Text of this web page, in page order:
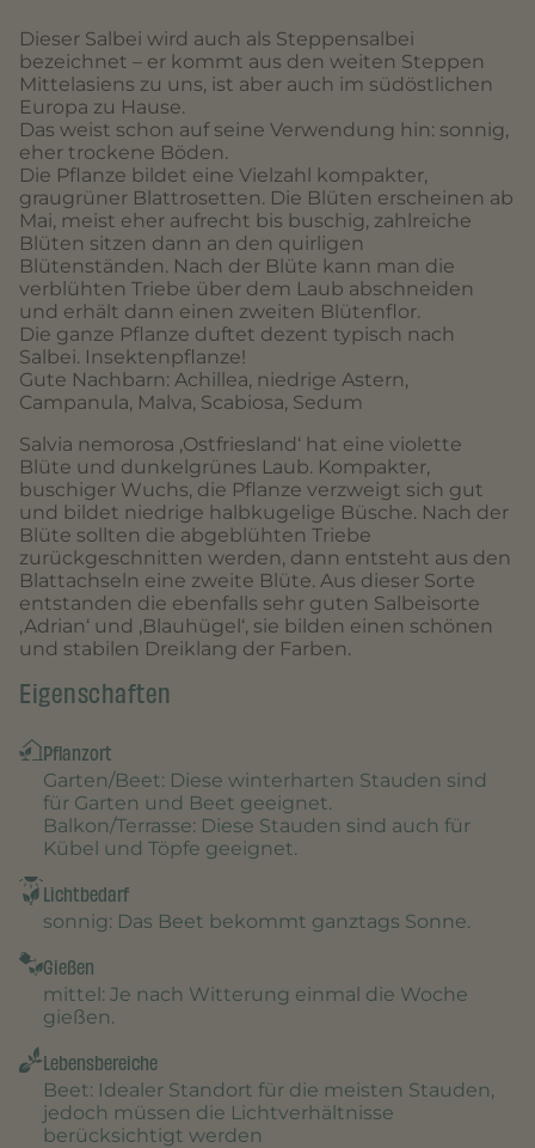
Dieser Salbei wird auch als Steppensalbei
bezeichnet – er kommt aus den weiten Steppen
Mittelasiens zu uns, ist aber auch im südöstlichen
Europa zu Hause.
Das weist schon auf seine Verwendung hin: sonnig,
eher trockene Böden.
Die Pflanze bildet eine Vielzahl kompakter,
graugrüner Blattrosetten. Die Blüten erscheinen ab
Mai, meist eher aufrecht bis buschig, zahlreiche
Blüten sitzen dann an den quirligen
Blütenständen. Nach der Blüte kann man die
verblühten Triebe über dem Laub abschneiden
und erhält dann einen zweiten Blütenflor.
Die ganze Pflanze duftet dezent typisch nach
Salbei. Insektenpflanze!
Gute Nachbarn: Achillea, niedrige Astern,
Campanula, Malva, Scabiosa, Sedum
Salvia nemorosa ‚Ostfriesland‘ hat eine violette
Blüte und dunkelgrünes Laub. Kompakter,
buschiger Wuchs, die Pflanze verzweigt sich gut
und bildet niedrige halbkugelige Büsche. Nach der
Blüte sollten die abgeblühten Triebe
zurückgeschnitten werden, dann entsteht aus den
Blattachseln eine zweite Blüte. Aus dieser Sorte
entstanden die ebenfalls sehr guten Salbeisorte
‚Adrian‘ und ‚Blauhügel‘, sie bilden einen schönen
und stabilen Dreiklang der Farben.
Eigenschaften
Pflanzort
Garten/Beet: Diese winterharten Stauden sind
für Garten und Beet geeignet.
Balkon/Terrasse: Diese Stauden sind auch für
Kübel und Töpfe geeignet.
Lichtbedarf
sonnig: Das Beet bekommt ganztags Sonne.
Gießen
mittel: Je nach Witterung einmal die Woche
gießen.
Lebensbereiche
Beet: Idealer Standort für die meisten Stauden,
jedoch müssen die Lichtverhältnisse
berücksichtigt werden